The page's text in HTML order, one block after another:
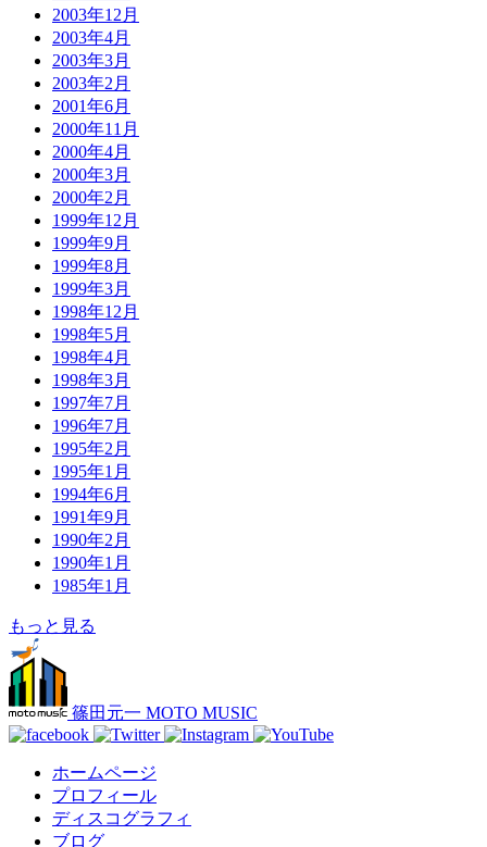
2003年12月
2003年4月
2003年3月
2003年2月
2001年6月
2000年11月
2000年4月
2000年3月
2000年2月
1999年12月
1999年9月
1999年8月
1999年3月
1998年12月
1998年5月
1998年4月
1998年3月
1997年7月
1996年7月
1995年2月
1995年1月
1994年6月
1991年9月
1990年2月
1990年1月
1985年1月
もっと見る
篠田元一 MOTO MUSIC
ホームページ
プロフィール
ディスコグラフィ
ブログ